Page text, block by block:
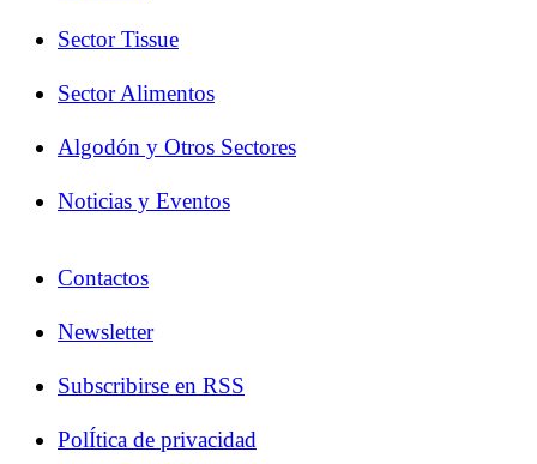
Sector Tissue
Sector Alimentos
Algodón y Otros Sectores
Noticias y Eventos
Contactos
Newsletter
Subscribirse en RSS
PolÍtica de privacidad